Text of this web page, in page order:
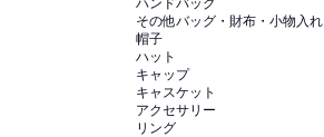
ハンドバッグ
その他バッグ・財布・小物入れ
帽子
ハット
キャップ
キャスケット
アクセサリー
リング